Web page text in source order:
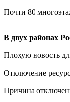
Почти 80
В двух районах
Плохую новость
Отключение
Причина